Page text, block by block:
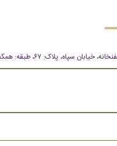
سپاه، پلاک: ۶۷، طبقه: همکف